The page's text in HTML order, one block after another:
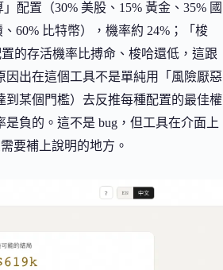
配置（30% 美股、15% 黃金、35% 國
60% 比特幣），機率約 24%；「梭
的存活機率比搏命、梭哈還低，這跟
因出在這個工具不是單純用「風險厭惡
某個門檻）去反推每種配置的最佳權
負的。這不是 bug，但工具在介面上
要補上說明的地方。